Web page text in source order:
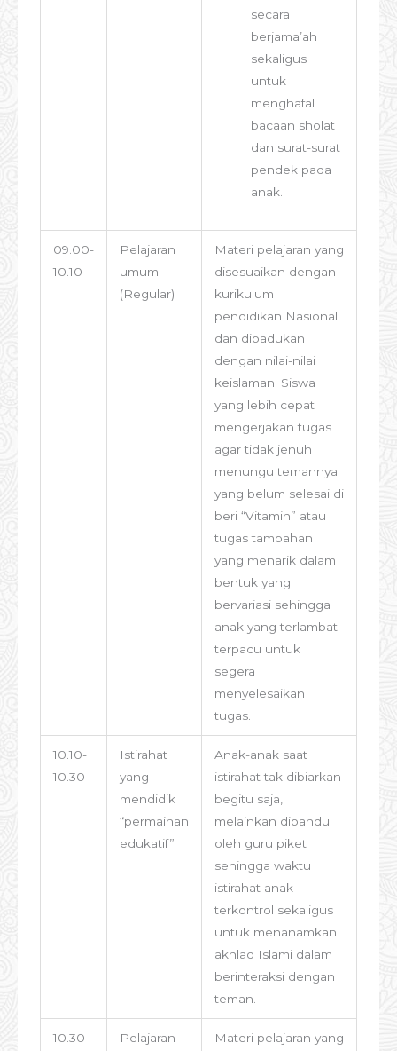
secara
berjama’ah
sekaligus
untuk
menghafal
bacaan sholat
dan surat-surat
pendek pada
anak.
09.00-
10.10
Pelajaran
umum
(Regular)
Materi pelajaran yang
disesuaikan dengan
kurikulum
pendidikan Nasional
dan dipadukan
dengan nilai-nilai
keislaman. Siswa
yang lebih cepat
mengerjakan tugas
agar tidak jenuh
menungu temannya
yang belum selesai di
beri “Vitamin” atau
tugas tambahan
yang menarik dalam
bentuk yang
bervariasi sehingga
anak yang terlambat
terpacu untuk
segera
menyelesaikan
tugas.
10.10-
10.30
Istirahat
yang
mendidik
“permainan
edukatif”
Anak-anak saat
istirahat tak dibiarkan
begitu saja,
melainkan dipandu
oleh guru piket
sehingga waktu
istirahat anak
terkontrol sekaligus
untuk menanamkan
akhlaq Islami dalam
berinteraksi dengan
teman.
10.30-
Pelajaran
Materi pelajaran yang